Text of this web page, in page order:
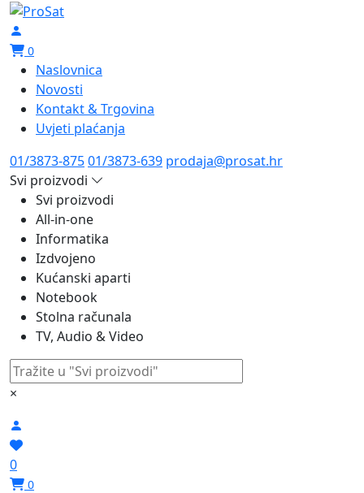
0
Naslovnica
Novosti
Kontakt & Trgovina
Uvjeti plaćanja
01/3873-87501/3873-639 prodaja@prosat.hr
Svi proizvodi
Svi proizvodi
All-in-one
Informatika
Izdvojeno
Kućanski aparti
Notebook
Stolna računala
TV, Audio & Video
×
0
0